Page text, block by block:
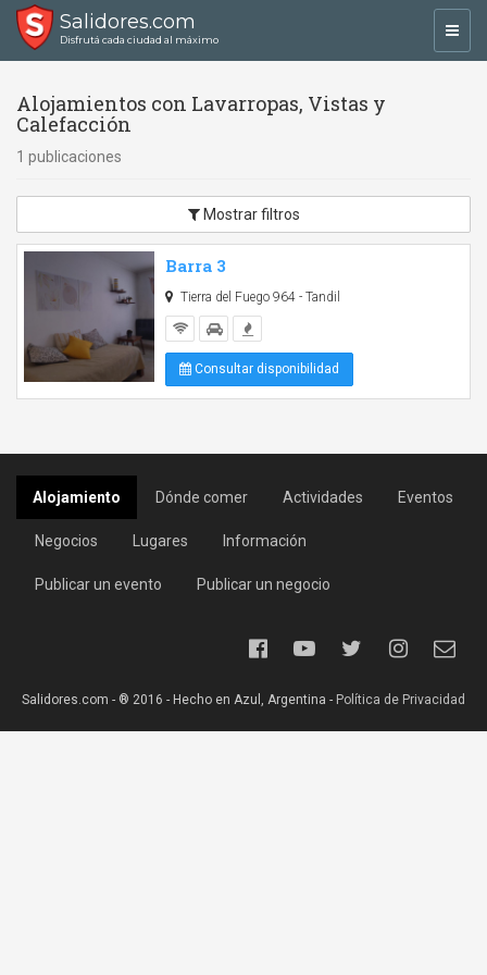
Salidores.com
Disfrutá cada ciudad al máximo
Alojamientos con Lavarropas, Vistas y
Calefacción
1 publicaciones
Mostrar filtros
Barra 3
Tierra del Fuego 964 - Tandil
Consultar disponibilidad
Alojamiento Dónde comer Actividades Eventos
Negocios Lugares Información
Publicar un evento Publicar un negocio
Salidores.com - ® 2016 - Hecho en Azul, Argentina - Política de Privacidad